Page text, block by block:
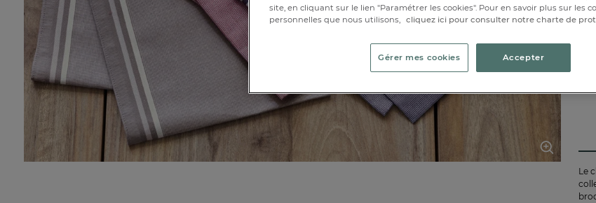
Le
site, en cliquant sur le lien "Paramétrer les cookies". Pour en savoir plus sur les
personnelles que nous utilisons, cliquez ici pour consulter notre charte de
Gérer mes cookies Accepter